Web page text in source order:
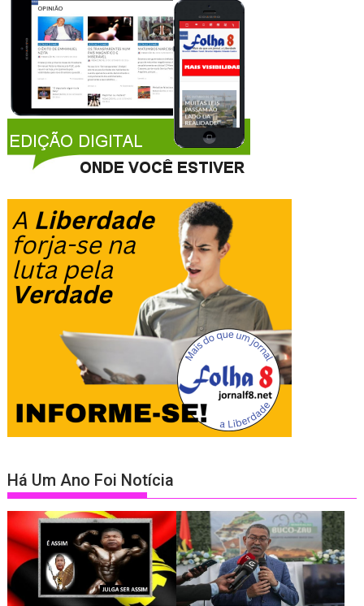
Há Um Ano Foi Notícia